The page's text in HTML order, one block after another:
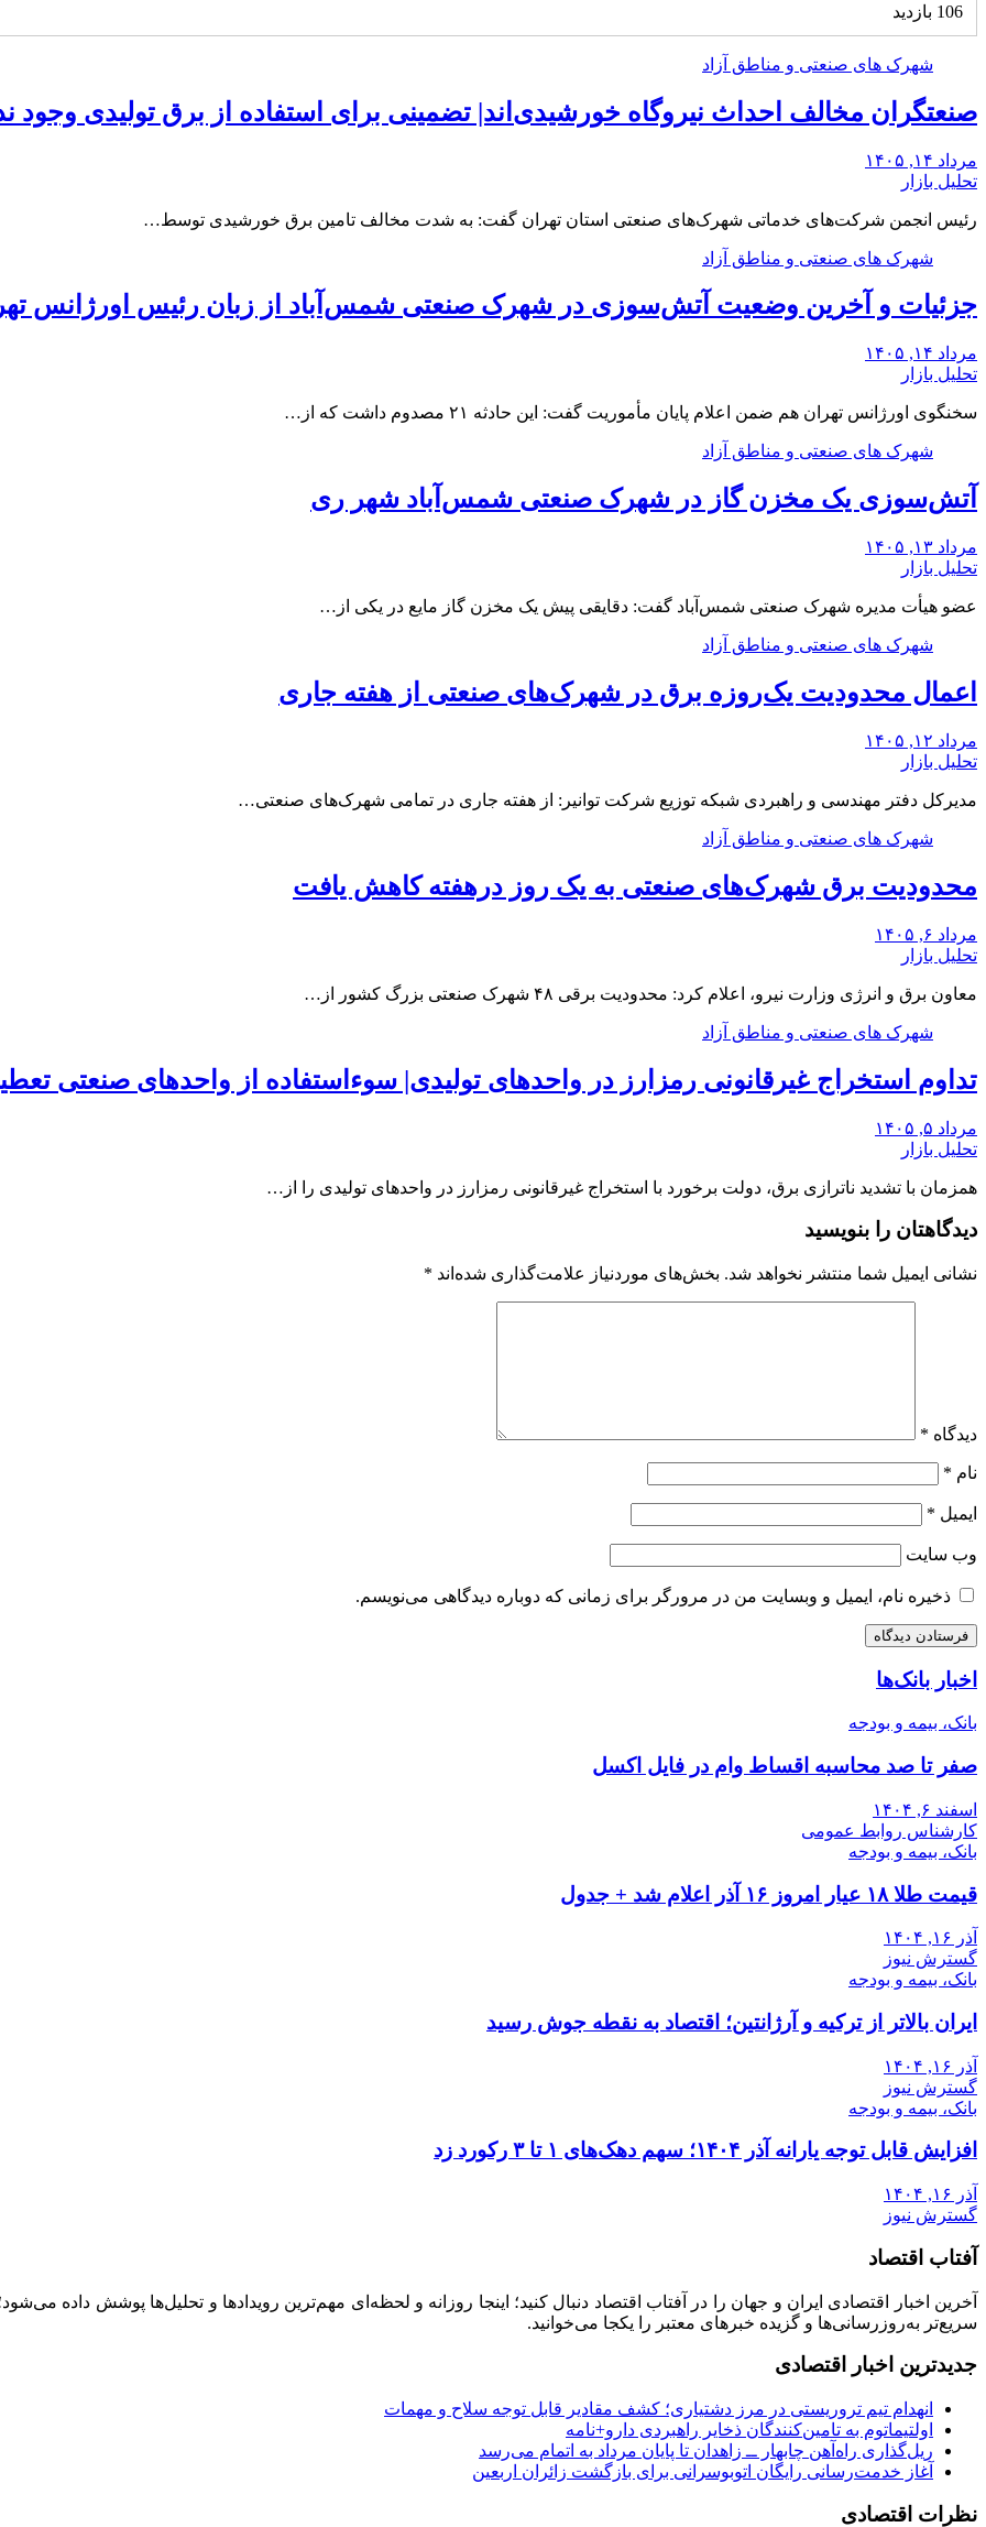
106 بازدید
شهرک های صنعتی و مناطق آزاد
صنعتگران مخالف احداث نیروگاه خورشیدی‌اند| تضمینی برای استفاده از برق تولیدی وجود
مرداد ۱۴, ۱۴۰۵
تحلیل بازار
رئیس انجمن شرکت‌های خدماتی شهرک‌های صنعتی استان تهران گفت: به شدت مخالف تامین برق خورشیدی توسط…
شهرک های صنعتی و مناطق آزاد
جزئیات و آخرین وضعیت آتش‌سوزی در شهرک صنعتی شمس‌آباد از زبان رئیس اورژانس
مرداد ۱۴, ۱۴۰۵
تحلیل بازار
سخنگوی اورژانس تهران هم ضمن اعلام پایان مأموریت گفت: این حادثه ۲۱ مصدوم داشت که از…
شهرک های صنعتی و مناطق آزاد
آتش‌سوزی یک مخزن گاز در شهرک صنعتی شمس‌آباد شهر ری
مرداد ۱۳, ۱۴۰۵
تحلیل بازار
عضو هیأت مدیره شهرک صنعتی شمس‌آباد گفت: دقایقی پیش یک مخزن گاز مایع در یکی از…
شهرک های صنعتی و مناطق آزاد
اعمال محدودیت یک‌روزه برق در شهرک‌های صنعتی از هفته جاری
مرداد ۱۲, ۱۴۰۵
تحلیل بازار
مدیرکل دفتر مهندسی و راهبردی شبکه توزیع شرکت توانیر: از هفته جاری در تمامی شهرک‌های صنعتی…
شهرک های صنعتی و مناطق آزاد
محدودیت برق شهرک‌های صنعتی به یک روز درهفته کاهش یافت
مرداد ۶, ۱۴۰۵
تحلیل بازار
معاون برق و انرژی وزارت نیرو، اعلام کرد: محدودیت برقی ۴۸ شهرک صنعتی بزرگ کشور از…
شهرک های صنعتی و مناطق آزاد
تداوم استخراج غیرقانونی رمزارز در واحدهای تولیدی| سوءاستفاده از واحدهای صنعتی
مرداد ۵, ۱۴۰۵
تحلیل بازار
همزمان با تشدید ناترازی برق، دولت برخورد با استخراج غیرقانونی رمزارز در واحدهای تولیدی را از…
دیدگاهتان را بنویسید
نشانی ایمیل شما منتشر نخواهد شد. بخش‌های موردنیاز علامت‌گذاری شده‌اند *
دیدگاه *
نام *
ایمیل *
وب‌ سایت
ذخیره نام، ایمیل و وبسایت من در مرورگر برای زمانی که دوباره دیدگاهی می‌نویسم.
اخبار بانک‌ها
بانک، بیمه و بودجه
صفر تا صد محاسبه اقساط وام در فایل اکسل
اسفند ۶, ۱۴۰۴
کارشناس روابط عمومی
بانک، بیمه و بودجه
قیمت طلا ۱۸ عیار امروز ۱۶ آذر اعلام شد + جدول
آذر ۱۶, ۱۴۰۴
گسترش نیوز
بانک، بیمه و بودجه
ایران بالاتر از ترکیه و آرژانتین؛ اقتصاد به نقطه جوش رسید
آذر ۱۶, ۱۴۰۴
گسترش نیوز
بانک، بیمه و بودجه
افزایش قابل توجه یارانه آذر ۱۴۰۴؛ سهم دهک‌های ۱ تا ۳ رکورد زد
آذر ۱۶, ۱۴۰۴
گسترش نیوز
آفتاب اقتصاد
آخرین اخبار اقتصادی ایران و جهان را در آفتاب اقتصاد دنبال کنید؛ اینجا روزانه و لحظه‌ای مهم‌ترین رویدادها و تحلیل‌ها پوشش داده
سریع‌تر به‌روزرسانی‌ها و گزیده خبرهای معتبر را یکجا می‌خوانید.
جدیدترین اخبار اقتصادی
انهدام تیم تروریستی در مرز دشتیاری؛ کشف مقادیر قابل توجه سلاح و مهمات
اولتیماتوم به تامین‌کنندگان ذخایر راهبردی دارو+نامه
ریل‌گذاری راه‌آهن چابهار ــ زاهدان تا پایان مرداد به اتمام می‌رسد
آغاز خدمت‌رسانی رایگان اتوبوسرانی برای بازگشت زائران اربعین
نظرات اقتصادی